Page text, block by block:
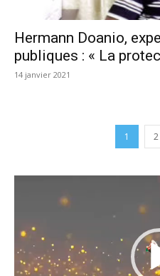
Hermann Doanio,
publiques : « La
14 janvier 2021
1 2